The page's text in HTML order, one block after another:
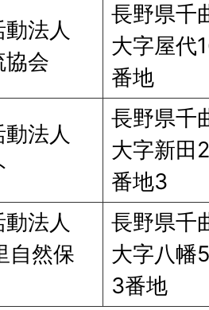
法人
協会
長野県千
大字屋代
番地
法人
長野県千
大字新田
番地3
法人
自然保
長野県千
大字八幡
3番地